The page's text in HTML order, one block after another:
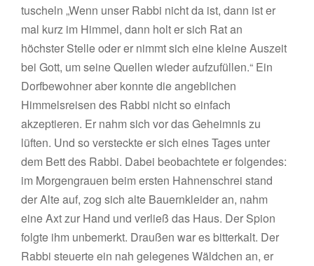
tuscheln „Wenn unser Rabbi nicht da ist, dann ist er
mal kurz im Himmel, dann holt er sich Rat an
höchster Stelle oder er nimmt sich eine kleine Auszeit
bei Gott, um seine Quellen wieder aufzufüllen.“ Ein
Dorfbewohner aber konnte die angeblichen
Himmelsreisen des Rabbi nicht so einfach
akzeptieren. Er nahm sich vor das Geheimnis zu
lüften. Und so versteckte er sich eines Tages unter
dem Bett des Rabbi. Dabei beobachtete er folgendes:
im Morgengrauen beim ersten Hahnenschrei stand
der Alte auf, zog sich alte Bauernkleider an, nahm
eine Axt zur Hand und verließ das Haus. Der Spion
folgte ihm unbemerkt. Draußen war es bitterkalt. Der
Rabbi steuerte ein nah gelegenes Wäldchen an, er